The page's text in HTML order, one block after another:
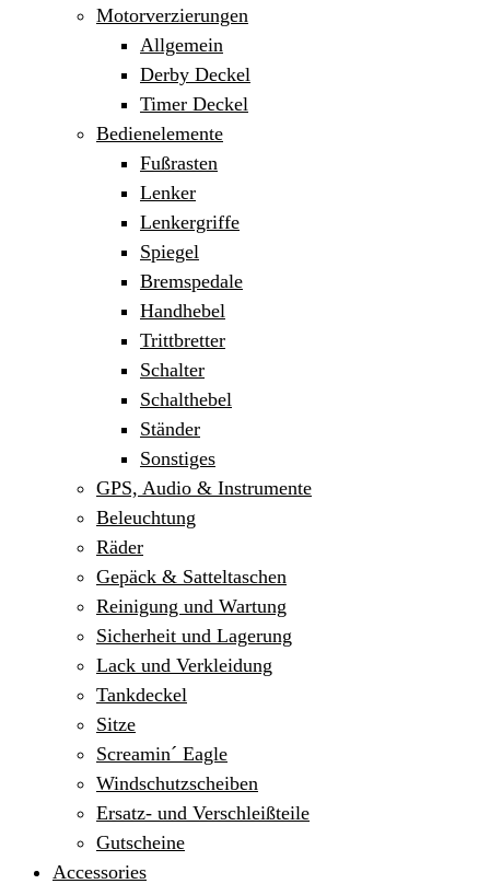
Motorverzierungen
Allgemein
Derby Deckel
Timer Deckel
Bedienelemente
Fußrasten
Lenker
Lenkergriffe
Spiegel
Bremspedale
Handhebel
Trittbretter
Schalter
Schalthebel
Ständer
Sonstiges
GPS, Audio & Instrumente
Beleuchtung
Räder
Gepäck & Satteltaschen
Reinigung und Wartung
Sicherheit und Lagerung
Lack und Verkleidung
Tankdeckel
Sitze
Screamin´ Eagle
Windschutzscheiben
Ersatz- und Verschleißteile
Gutscheine
Accessories